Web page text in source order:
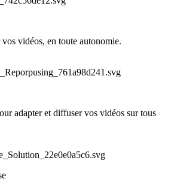
vidéos, en toute autonomie.
adapter et diffuser vos vidéos sur tous